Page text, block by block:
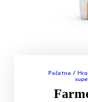
Početna /